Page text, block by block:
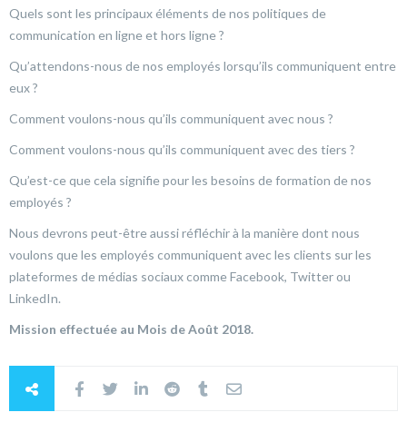
Quels sont les principaux éléments de nos politiques de
communication en ligne et hors ligne ?
Qu’attendons-nous de nos employés lorsqu’ils communiquent entre
eux ?
Comment voulons-nous qu’ils communiquent avec nous ?
Comment voulons-nous qu’ils communiquent avec des tiers ?
Qu’est-ce que cela signifie pour les besoins de formation de nos
employés ?
Nous devrons peut-être aussi réfléchir à la manière dont nous
voulons que les employés communiquent avec les clients sur les
plateformes de médias sociaux comme Facebook, Twitter ou
LinkedIn.
Mission effectuée au Mois de Août 2018.